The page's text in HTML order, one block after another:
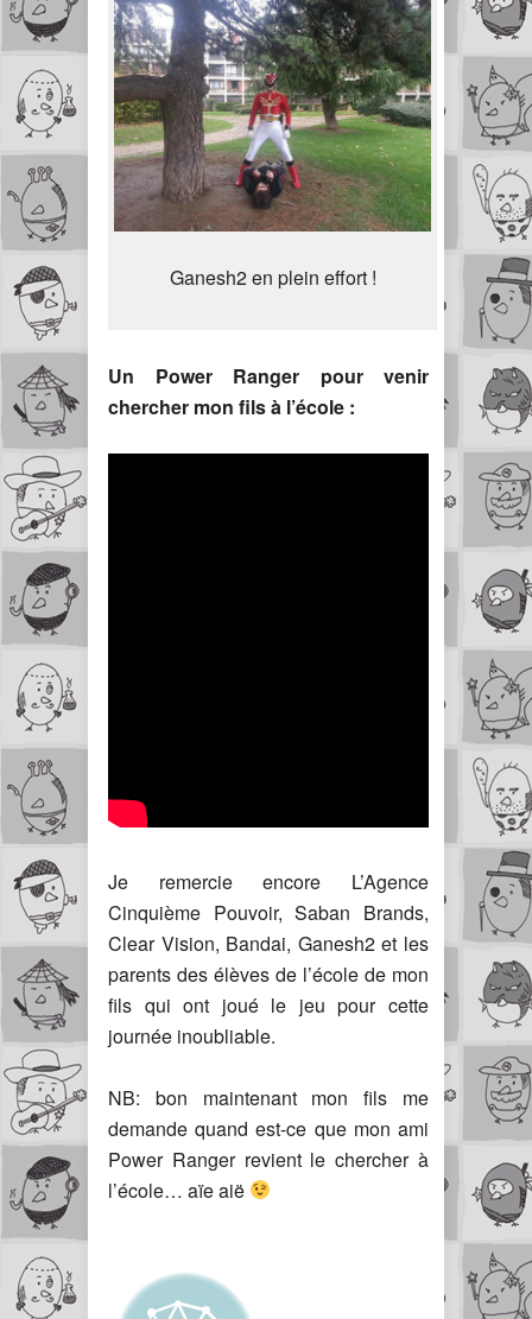
Ganesh2 en plein effort !
Un Power Ranger pour venir
chercher mon fils à l’école :
Je remercie encore L’Agence
Cinquième Pouvoir, Saban Brands,
Clear Vision, Bandai, Ganesh2 et les
parents des élèves de l’école de mon
fils qui ont joué le jeu pour cette
journée inoubliable.
NB: bon maintenant mon fils me
demande quand est-ce que mon ami
Power Ranger revient le chercher à
l’école… aïe aië